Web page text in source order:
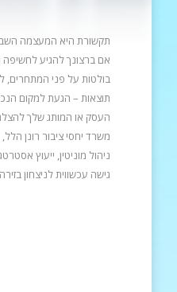
תקשורת היא המעצמה
אם ברצונך להגיע
בולטות על פני המתחרים,
תוצאות – הגעת למקום
העסק או המותג שלך
משרד יחסי ציבור רונן
ניהול מוניטין, ייעוץ
גישה עכשווית לניצחון